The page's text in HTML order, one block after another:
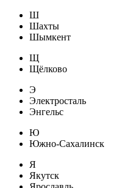
Ш
Шахты
Шымкент
Щ
Щёлково
Э
Электросталь
Энгельс
Ю
Южно-Сахалинск
Я
Якутск